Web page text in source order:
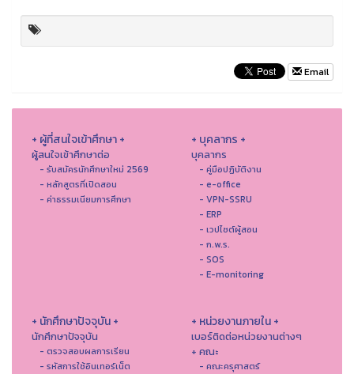
Email
+ ผู้ที่สนใจเข้าศึกษา +
ผู้สนใจเข้าศึกษาต่อ
- รับสมัครนักศึกษาใหม่ 2569
- หลักสูตรที่เปิดสอน
- ค่าธรรมเนียมการศึกษา
+ บุคลากร +
บุคลากร
- คู่มือปฏิบัติงาน
- e-office
- VPN-SSRU
- ERP
- เวปไซต์ผู้สอน
- ก.พ.ร.
- SOS
- E-monitoring
+ นักศึกษาปัจจุบัน +
นักศึกษาปัจจุบัน
- ตรวจสอบผลการเรียน
- รหัสการใช้อินเทอร์เน็ต
+ หน่วยงานภายใน +
เบอร์ติดต่อหน่วยงานต่างๆ
+ คณะ
- คณะครุศาสตร์